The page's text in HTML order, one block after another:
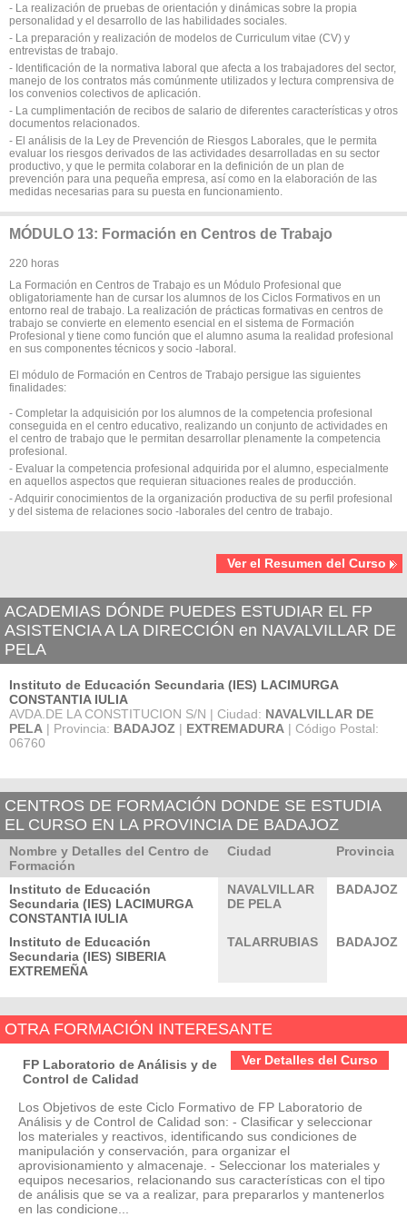
- La realización de pruebas de orientación y dinámicas sobre la propia
personalidad y el desarrollo de las habilidades sociales.
- La preparación y realización de modelos de Curriculum vitae (CV) y
entrevistas de trabajo.
- Identificación de la normativa laboral que afecta a los trabajadores del sector,
manejo de los contratos más comúnmente utilizados y lectura comprensiva de
los convenios colectivos de aplicación.
- La cumplimentación de recibos de salario de diferentes características y otros
documentos relacionados.
- El análisis de la Ley de Prevención de Riesgos Laborales, que le permita
evaluar los riesgos derivados de las actividades desarrolladas en su sector
productivo, y que le permita colaborar en la definición de un plan de
prevención para una pequeña empresa, así como en la elaboración de las
medidas necesarias para su puesta en funcionamiento.
MÓDULO 13: Formación en Centros de Trabajo
220 horas
La Formación en Centros de Trabajo es un Módulo Profesional que
obligatoriamente han de cursar los alumnos de los Ciclos Formativos en un
entorno real de trabajo. La realización de prácticas formativas en centros de
trabajo se convierte en elemento esencial en el sistema de Formación
Profesional y tiene como función que el alumno asuma la realidad profesional
en sus componentes técnicos y socio -laboral.
El módulo de Formación en Centros de Trabajo persigue las siguientes
finalidades:
- Completar la adquisición por los alumnos de la competencia profesional
conseguida en el centro educativo, realizando un conjunto de actividades en
el centro de trabajo que le permitan desarrollar plenamente la competencia
profesional.
- Evaluar la competencia profesional adquirida por el alumno, especialmente
en aquellos aspectos que requieran situaciones reales de producción.
- Adquirir conocimientos de la organización productiva de su perfil profesional
y del sistema de relaciones socio -laborales del centro de trabajo.
Ver el Resumen del Curso
ACADEMIAS DÓNDE PUEDES ESTUDIAR EL FP
ASISTENCIA A LA DIRECCIÓN en NAVALVILLAR DE
PELA
Instituto de Educación Secundaria (IES) LACIMURGA
CONSTANTIA IULIA
AVDA.DE LA CONSTITUCION S/N | Ciudad: NAVALVILLAR DE
PELA | Provincia: BADAJOZ | EXTREMADURA | Código Postal:
06760
CENTROS DE FORMACIÓN DONDE SE ESTUDIA
EL CURSO EN LA PROVINCIA DE BADAJOZ
Nombre y Detalles del Centro de
Formación
Ciudad Provincia
Instituto de Educación
Secundaria (IES) LACIMURGA
CONSTANTIA IULIA
NAVALVILLAR
DE PELA
BADAJOZ
Instituto de Educación
Secundaria (IES) SIBERIA
EXTREMEÑA
TALARRUBIAS BADAJOZ
OTRA FORMACIÓN INTERESANTE
Ver Detalles del Curso
FP Laboratorio de Análisis y de
Control de Calidad
Los Objetivos de este Ciclo Formativo de FP Laboratorio de
Análisis y de Control de Calidad son: - Clasificar y seleccionar
los materiales y reactivos, identificando sus condiciones de
manipulación y conservación, para organizar el
aprovisionamiento y almacenaje. - Seleccionar los materiales y
equipos necesarios, relacionando sus características con el tipo
de análisis que se va a realizar, para prepararlos y mantenerlos
en las condicione...